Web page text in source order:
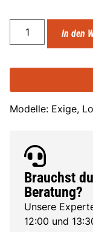
In den
Modelle: Exige,
Brauchst
Beratung?
Unsere
12:00 und